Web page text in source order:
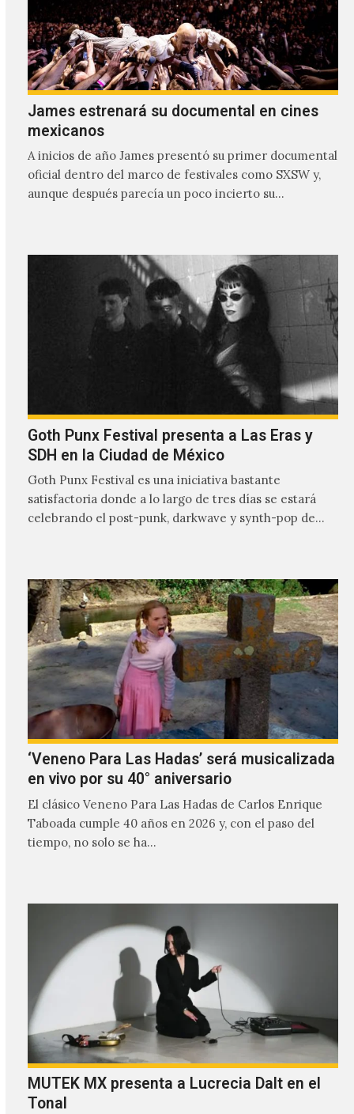
James estrenará su documental en cines
mexicanos
A inicios de año James presentó su primer documental
oficial dentro del marco de festivales como SXSW y,
aunque después parecía un poco incierto su…
Goth Punx Festival presenta a Las Eras y
SDH en la Ciudad de México
Goth Punx Festival es una iniciativa bastante
satisfactoria donde a lo largo de tres días se estará
celebrando el post-punk, darkwave y synth-pop de
‘Veneno Para Las Hadas’ será musicalizada
en vivo por su 40° aniversario
El clásico Veneno Para Las Hadas de Carlos Enrique
Taboada cumple 40 años en 2026 y, con el paso del
tiempo, no solo se ha…
MUTEK MX presenta a Lucrecia Dalt en el
Tonal